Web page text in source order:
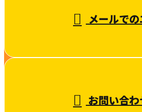
メールで
お問い合